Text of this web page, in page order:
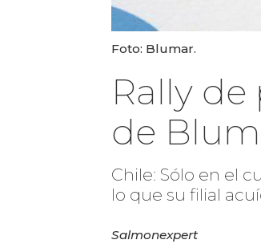
Foto: Blumar.
Rally
de
Chile: Sólo en el
lo que su filial
Salmonexpert